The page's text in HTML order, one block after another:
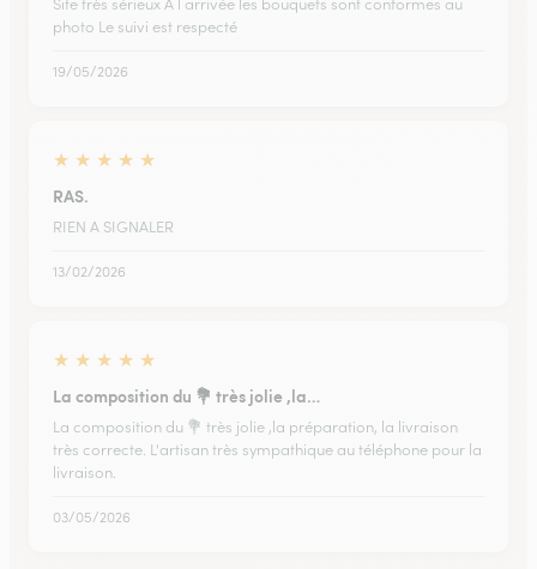
Site très sérieux A l arrivée les bouquets sont conformes au
photo Le suivi est respecté
19/05/2026
★ ★ ★ ★ ★
RAS.
RIEN A SIGNALER
13/02/2026
★ ★ ★ ★ ★
La composition du 💐 très jolie ,la…
La composition du 💐 très jolie ,la préparation, la livraison
très correcte. L'artisan très sympathique au téléphone pour la
livraison.
03/05/2026